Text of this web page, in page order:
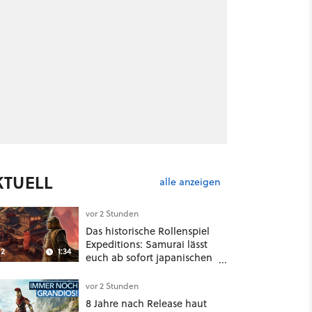
alle anzeigen
1:34
vor 2 Stunden
Das historische Rollenspiel
Expeditions: Samurai lässt
euch ab sofort japanischen
wahlweise mit Gewalt oder
Diplomatie
vor 2 Stunden
8 Jahre nach Release haut